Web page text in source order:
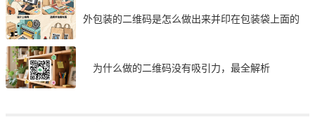
外包装的二维码是怎么做出来并印在包装袋上面的
为什么做的二维码没有吸引力，最全解析